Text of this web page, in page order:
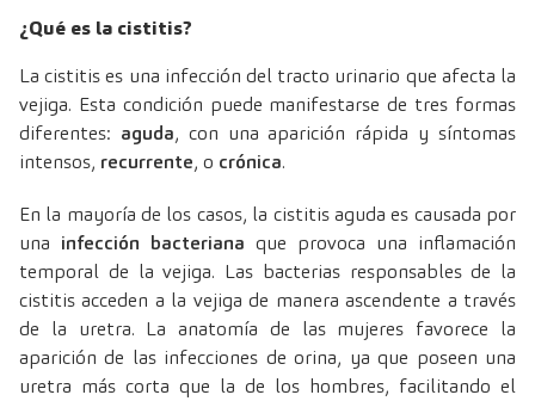
¿Qué es la cistitis?
La cistitis es una infección del tracto urinario que afecta la
vejiga. Esta condición puede manifestarse de tres formas
diferentes: aguda, con una aparición rápida y síntomas
intensos, recurrente, o crónica.
En la mayoría de los casos, la cistitis aguda es causada por
una infección bacteriana que provoca una inflamación
temporal de la vejiga. Las bacterias responsables de la
cistitis acceden a la vejiga de manera ascendente a través
de la uretra. La anatomía de las mujeres favorece la
aparición de las infecciones de orina, ya que poseen una
uretra más corta que la de los hombres, facilitando el